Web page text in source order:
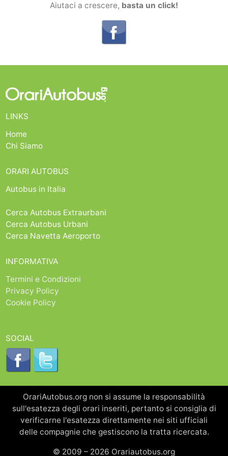
Aiutaci a crescere, basta un click!
LINKS
Home
Chi Siamo
ORARI AUTOBUS
Autobus in Italia
Cerca Autobus Extraurbani
Cerca Autobus Urbani
Cerca Navetta Aeroporto
INFORMATIVA
Termini e Condizioni
Privacy Policy
Cookie Policy
SOCIAL
OrariAutobus.org non si assume la responsabilità
sull'esatezza degli orari inseriti, pertanto si consiglia di
verificarne l'esatezza direttamente nei siti ufficiali
delle compagnie che gestiscono la tratta ricercata.
© 2009 – 2026 Orariautobus.org